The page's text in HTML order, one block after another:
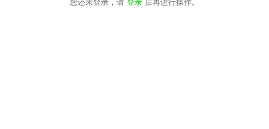
您还未登录，请 登录 后再进行操作。